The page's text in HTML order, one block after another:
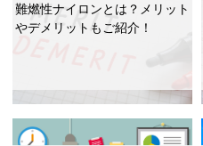
難燃性ナイロンとは？メリット
やデメリットもご紹介！